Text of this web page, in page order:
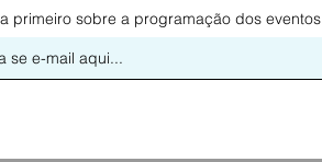
primeiro sobre a programação dos eventos